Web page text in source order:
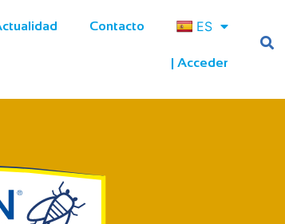
Contacto ES
| Acceder